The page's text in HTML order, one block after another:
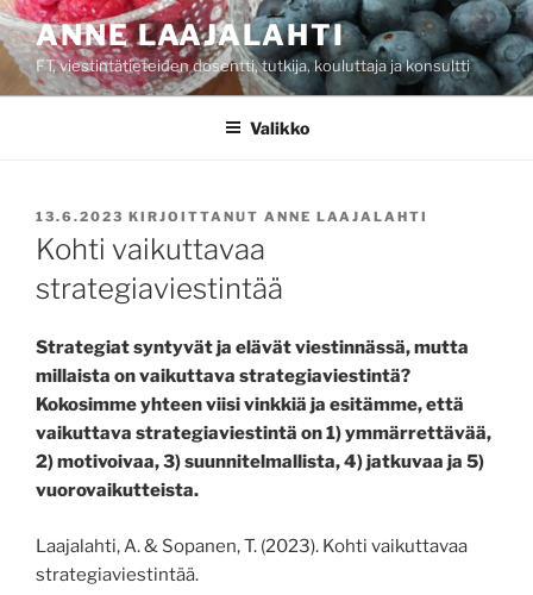
Siirry
sisältöönANNE LAAJALAHTI
FT, viestintätieteiden dosentti, tutkija, kouluttaja ja konsultti
Valikko
JULKAISTU
13.6.2023 KIRJOITTANUT ANNE LAAJALAHTI
Kohti vaikuttavaa
strategiaviestintää
Strategiat syntyvät ja elävät viestinnässä, mutta
millaista on vaikuttava strategiaviestintä?
Kokosimme yhteen viisi vinkkiä ja esitämme, että
vaikuttava strategiaviestintä on 1) ymmärrettävää,
2) motivoivaa, 3) suunnitelmallista, 4) jatkuvaa ja 5)
vuorovaikutteista.
Laajalahti, A. & Sopanen, T. (2023). Kohti vaikuttavaa
strategiaviestintää.